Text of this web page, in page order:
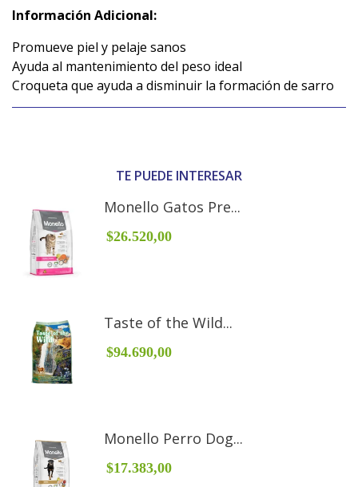
Información Adicional:
Promueve piel y pelaje sanos
Ayuda al mantenimiento del peso ideal
Croqueta que ayuda a disminuir la formación de sarro
TE PUEDE INTERESAR
Monello Gatos Pre...
$26.520,00
Taste of the Wild...
$94.690,00
Monello Perro Dog...
$17.383,00